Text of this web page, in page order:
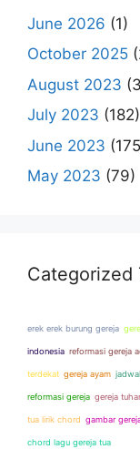
June 2026 (1)
October 2025
August 2023
July 2023 (182)
June 2023
May 2023 (79)
Categorized
erek erek burung gereja
indonesia reformasi gereja
terdekat gereja ayam
reformasi gereja gereja
tua lirik chord gambar
chord lagu gereja tua